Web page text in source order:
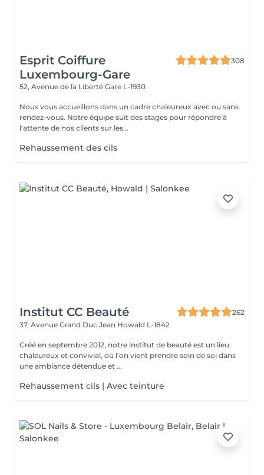
Esprit Coiffure
Luxembourg-Gare
308
52, Avenue de la Liberté Gare L-1930
Nous vous accueillons dans un cadre chaleureux avec ou sans
rendez-vous. Notre équipe suit des stages pour répondre à
l'attente de nos clients sur les...
Rehaussement des cils
Institut CC Beauté
262
37, Avenue Grand Duc Jean Howald L-1842
Créé en septembre 2012, notre institut de beauté est un lieu
chaleureux et convivial, où l'on vient prendre soin de soi dans
une ambiance détendue et ...
Rehaussement cils | Avec teinture